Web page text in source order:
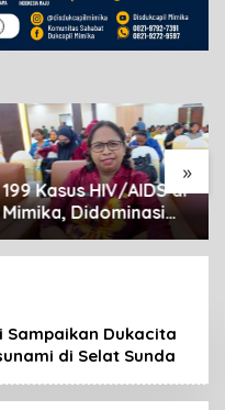
»
Kasus HIV/AIDS di
Didominasi
Produktif 15-34
Sampaikan Dukacita
di Selat Sunda